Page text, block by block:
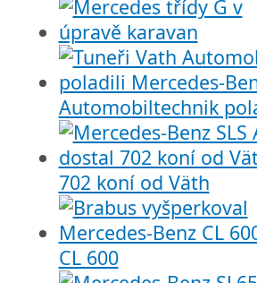
Automobiltechnik
702 koní od Väth
CL 600